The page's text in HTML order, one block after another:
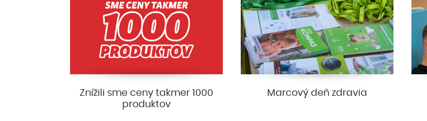
Znížili sme ceny takmer 1000
produktov
Marcový deň zdravia